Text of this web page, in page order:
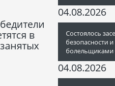
в
04.08.2026
Состоялось
безопасности
04.08.2026